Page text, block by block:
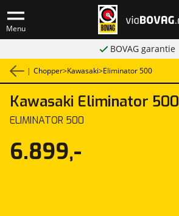
Menu
BOVAG garantie
| Chopper>Kawasaki>Eliminator 500
Kawasaki Eliminator 500
ELIMINATOR 500
6.899,-